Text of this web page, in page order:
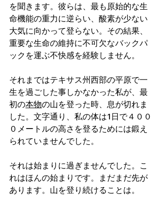
を聞きます。彼らは、最も原始的な生
命機能の重力に逆らい、酸素が少ない
大気に向かって登らない。その結果、
重要な生命の維持に不可欠なバックパ
ックを運ぶ不快感を経験しません。
それまではテキサス州西部の平原で一
生を過ごした事しかなかった私が、最
初の本物の山を登った時、息が切れま
した。文字通り、私の体は1日で４００
０メートルの高さを登るためには鍛え
られていませんでした。
それは始まりに過ぎませんでした。こ
れはほんの始まりです。まだまだ先が
あります。山を登り続けることは。